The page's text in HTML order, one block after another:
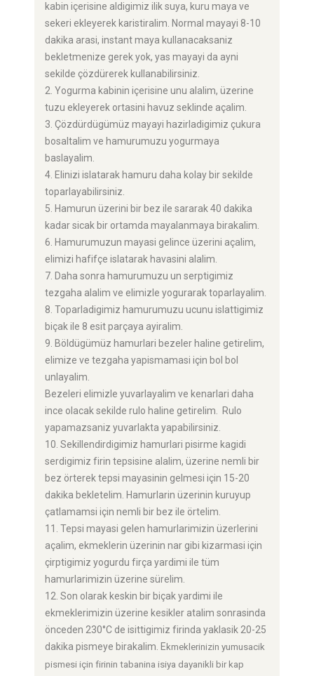
kabin içerisine aldigimiz ilik suya, kuru maya ve
sekeri ekleyerek karistiralim. Normal mayayi 8-10
dakika arasi, instant maya kullanacaksaniz
bekletmenize gerek yok, yas mayayi da ayni
sekilde çözdürerek kullanabilirsiniz.
2. Yogurma kabinin içerisine unu alalim, üzerine
tuzu ekleyerek ortasini havuz seklinde açalim.
3. Çözdürdügümüz mayayi hazirladigimiz çukura
bosaltalim ve hamurumuzu yogurmaya
baslayalim.
4. Elinizi islatarak hamuru daha kolay bir sekilde
toparlayabilirsiniz.
5. Hamurun üzerini bir bez ile sararak 40 dakika
kadar sicak bir ortamda mayalanmaya birakalim.
6. Hamurumuzun mayasi gelince üzerini açalim,
elimizi hafifçe islatarak havasini alalim.
7. Daha sonra hamurumuzu un serptigimiz
tezgaha alalim ve elimizle yogurarak toparlayalim.
8. Toparladigimiz hamurumuzu ucunu islattigimiz
biçak ile 8 esit parçaya ayiralim.
9. Böldügümüz hamurlari bezeler haline getirelim,
elimize ve tezgaha yapismamasi için bol bol
unlayalim.
Bezeleri elimizle yuvarlayalim ve kenarlari daha
ince olacak sekilde rulo haline getirelim. Rulo
yapamazsaniz yuvarlakta yapabilirsiniz.
10. Sekillendirdigimiz hamurlari pisirme kagidi
serdigimiz firin tepsisine alalim, üzerine nemli bir
bez örterek tepsi mayasinin gelmesi için 15-20
dakika bekletelim. Hamurlarin üzerinin kuruyup
çatlamamsi için nemli bir bez ile örtelim.
11. Tepsi mayasi gelen hamurlarimizin üzerlerini
açalim, ekmeklerin üzerinin nar gibi kizarmasi için
çirptigimiz yogurdu firça yardimi ile tüm
hamurlarimizin üzerine sürelim.
12. Son olarak keskin bir biçak yardimi ile
ekmeklerimizin üzerine kesikler atalim sonrasinda
önceden 230°C de isittigimiz firinda yaklasik 20-25
dakika pismeye birakalim. E kmeklerinizin yumusacik
pismesi için firinin tabanina isiya dayanikli bir kap